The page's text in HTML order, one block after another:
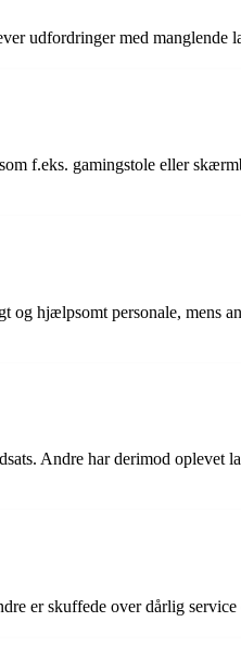
udfordringer med manglende
f.eks. gamingstole eller
hjælpsomt personale, mens
Andre har derimod oplevet
er skuffede over dårlig